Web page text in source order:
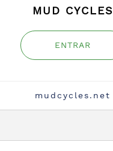
MUD CYCLES
ENTRAR
mudcycles.net